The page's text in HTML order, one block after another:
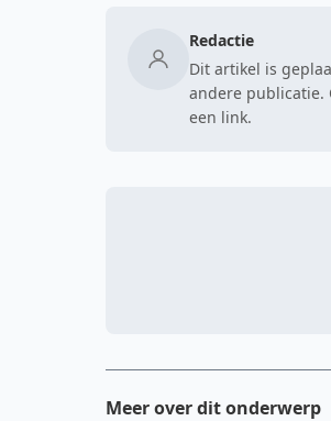
Redactie
Dit artikel is
andere publicatie.
een link.
Meer over dit onderwerp